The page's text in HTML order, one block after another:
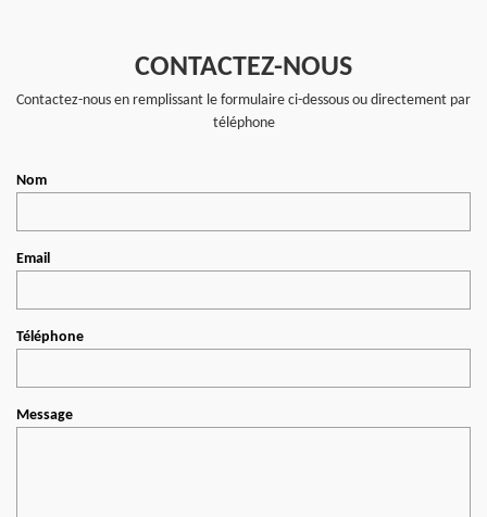
CONTACTEZ-NOUS
Contactez-nous en remplissant le formulaire ci-dessous ou directement par
téléphone
Nom
Email
Téléphone
Message